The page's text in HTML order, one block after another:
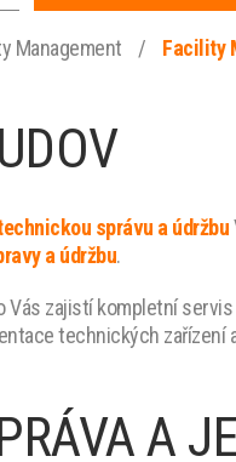
FACILITY
ÚSTÍ NAD LABEM
FACILITY
MANAGEMENT
BRNO
Management / Facility
správu a údržbu
a údržbu.
Vás zajistí kompletní
technických zařízení
A